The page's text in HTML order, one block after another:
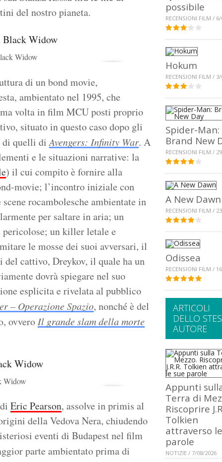
del nostro pianeta.
Widow
di un bond movie,
ambientato nel 1995, che
volta in film MCU posti proprio
situato in questo caso dopo gli
di quelli diAvengers: Infinity War. A
e le situazioni narrative: la
) il cui compito è fornire alla
movie; l’incontro iniziale con
rocambolesche ambientate in
per saltare in aria; un
pericolose; un killer letale e
le mosse dei suoi avversari, il
cattivo, Dreykov, il quale ha un
dovrà spiegare nel suo
esplicita e rivelata al pubblico
– Operazione Spazio, nonché è del
ovveroIl grande slam della morte
Widow
Eric Pearson, assolve in primis al
della Vedova Nera, chiudendo
eventi di Budapest nel film
parte ambientato prima di
possibile
RECENSIONI FILM /
Hokum
RECENSIONI FILM /
Spider-Man:
Brand New
RECENSIONI FILM /
A New Dawn
RECENSIONI FILM /
Odissea
RECENSIONI FILM /
ARTICOLI
DELLO
AUTORE
Appunti
Terra di
Riscoprire
Tolkien
attraverso
parole
NOTIZIE / 7/08/2026